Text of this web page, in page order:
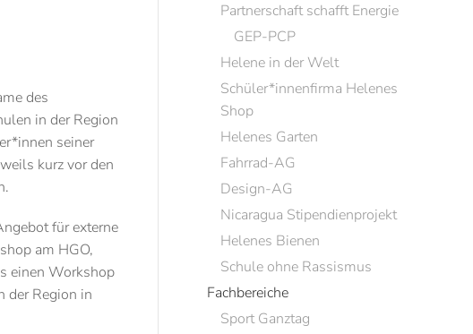
des
in der Region
seiner
kurz vor den
für externe
am HGO,
einen Workshop
der Region in
Partnerschaft schafft Energie
GEP-PCP
Helene in der Welt
Schüler*innenfirma Helenes
Shop
Helenes Garten
Fahrrad-AG
Design-AG
Nicaragua Stipendienprojekt
Helenes Bienen
Schule ohne Rassismus
Fachbereiche
Sport Ganztag